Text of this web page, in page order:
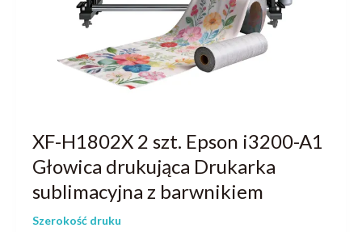
XF-H1802X 2 szt. Epson i3200-A1
Głowica drukująca Drukarka
sublimacyjna z barwnikiem
Szerokość druku